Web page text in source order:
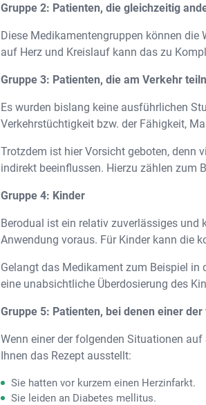
Gruppe 2: Patienten, die gleichzeitig
Diese Medikamentengruppen können die
auf Herz und Kreislauf kann das zu
Gruppe 3: Patienten, die am Verkehr
Es wurden bislang keine ausführlichen
Verkehrstüchtigkeit bzw. der Fähigkeit,
Trotzdem ist hier Vorsicht geboten, denn
indirekt beeinflussen. Hierzu zählen zum
Gruppe 4: Kinder
Berodual ist ein relativ zuverlässiges
Anwendung voraus. Für Kinder kann die
Gelangt das Medikament zum Beispiel in
eine unabsichtliche Überdosierung des
Gruppe 5: Patienten, bei denen einer
Wenn einer der folgenden Situationen
Ihnen das Rezept ausstellt:
Sie hatten vor kurzem einen Herzinfarkt.
Sie leiden an Diabetes mellitus.